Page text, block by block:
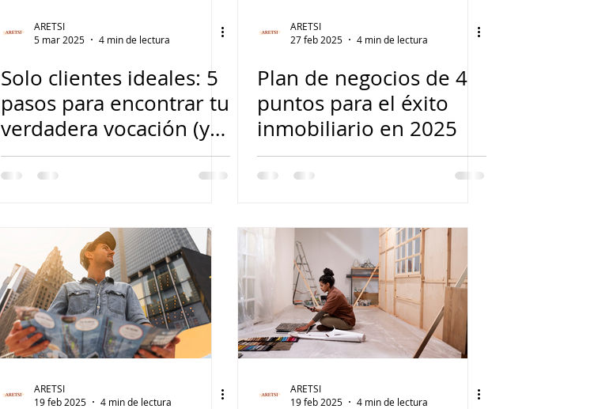
ARETSI
5 mar 2025
4 min de lectura
Solo clientes ideales: 5
pasos para encontrar tu
verdadera vocación (y
nicho)
ARETSI
27 feb 2025
4 min de lectura
Plan de negocios de 4
puntos para el éxito
inmobiliario en 2025
ARETSI
19 feb 2025
4 min de lectura
ARETSI
19 feb 2025
4 min de lectura